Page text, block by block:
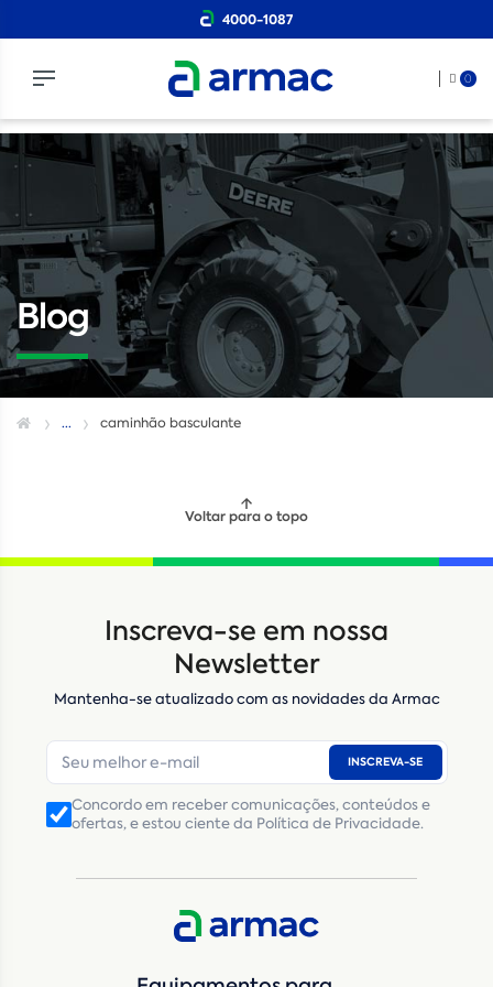
4000-1087
0
Blog
... caminhão basculante
Voltar para o topo
Inscreva-se em nossa
Newsletter
Mantenha-se atualizado com as novidades da Armac
INSCREVA-SE
Concordo em receber comunicações, conteúdos e
ofertas, e estou ciente da Política de Privacidade.